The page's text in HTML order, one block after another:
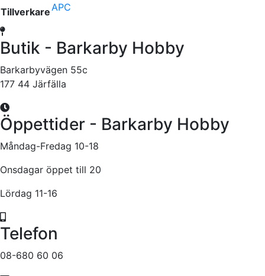
Tillverkare APC
Butik - Barkarby Hobby
Barkarbyvägen 55c
177 44 Järfälla
Öppettider - Barkarby Hobby
Måndag-Fredag 10-18
Onsdagar öppet till 20
Lördag 11-16
Telefon
08-680 60 06